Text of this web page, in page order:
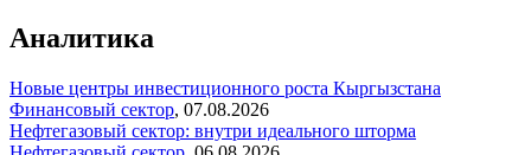
Аналитика
Новые центры инвестиционного роста Кыргызстана
Финансовый сектор, 07.08.2026
Нефтегазовый сектор: внутри идеального шторма